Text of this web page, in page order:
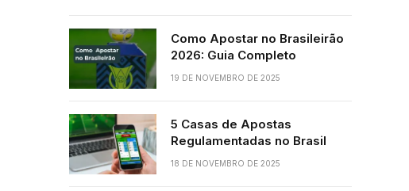
Como Apostar no Brasileirão
2026: Guia Completo
19 DE NOVEMBRO DE 2025
5 Casas de Apostas
Regulamentadas no Brasil
18 DE NOVEMBRO DE 2025